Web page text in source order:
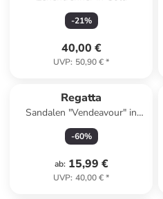
-21%
40,00 €
UVP: 50,90 €*
Regatta
Sandalen "Vendeavour" in
Türkis
-60%
ab: 15,99 €
UVP: 40,00 €*